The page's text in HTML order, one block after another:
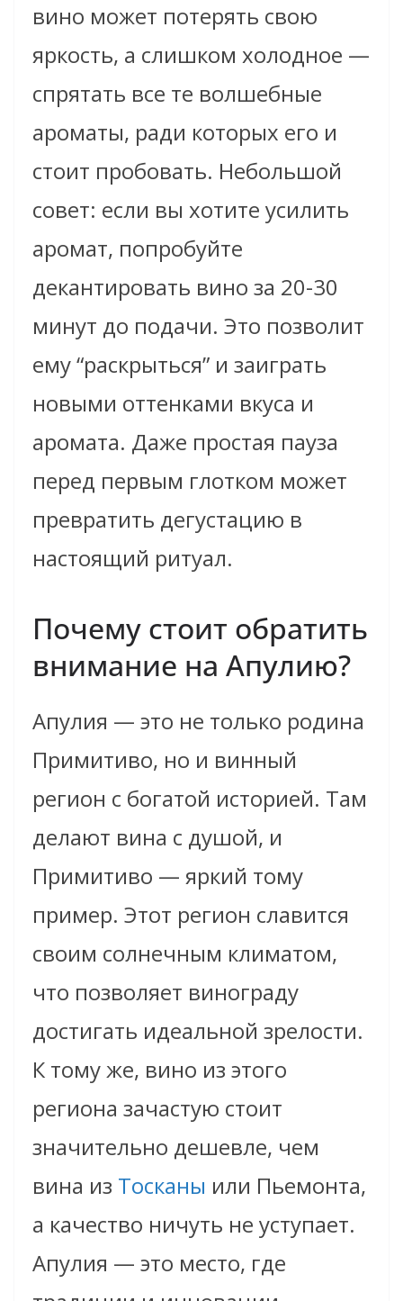
вино может потерять свою
яркость, а слишком холодное —
спрятать все те волшебные
ароматы, ради которых его и
стоит пробовать. Небольшой
совет: если вы хотите усилить
аромат, попробуйте
декантировать вино за 20-30
минут до подачи. Это позволит
ему “раскрыться” и заиграть
новыми оттенками вкуса и
аромата. Даже простая пауза
перед первым глотком может
превратить дегустацию в
настоящий ритуал.
Почему стоит обратить
внимание на Апулию?
Апулия — это не только родина
Примитиво, но и винный
регион с богатой историей. Там
делают вина с душой, и
Примитиво — яркий тому
пример. Этот регион славится
своим солнечным климатом,
что позволяет винограду
достигать идеальной зрелости.
К тому же, вино из этого
региона зачастую стоит
значительно дешевле, чем
вина из Тосканы или Пьемонта,
а качество ничуть не уступает.
Апулия — это место, где